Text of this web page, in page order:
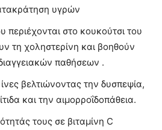
υγρών
περιέχονται στο κουκούτσι του
τη χοληστερίνη και βοηθούν
παθήσεων .
βελτιώνοντας την δυσπεψία,
και την αιμορροΐδοπάθεια.
τους σε βιταμίνη C